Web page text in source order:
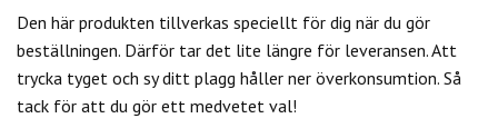
Den här produkten tillverkas speciellt för dig när du gör
beställningen. Därför tar det lite längre för leveransen. Att
trycka tyget och sy ditt plagg håller ner överkonsumtion. Så
tack för att du gör ett medvetet val!